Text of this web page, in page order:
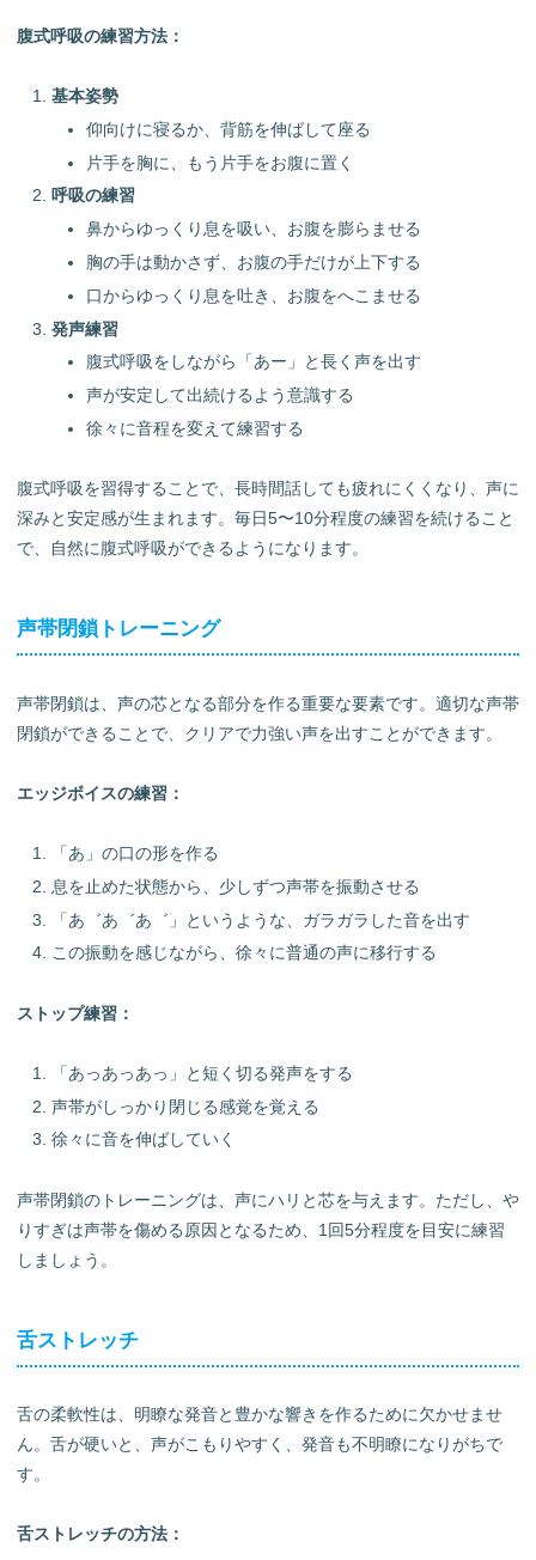
腹式呼吸の練習方法：
基本姿勢
仰向けに寝るか、背筋を伸ばして座る
片手を胸に、もう片手をお腹に置く
呼吸の練習
鼻からゆっくり息を吸い、お腹を膨らませる
胸の手は動かさず、お腹の手だけが上下する
口からゆっくり息を吐き、お腹をへこませる
発声練習
腹式呼吸をしながら「あー」と長く声を出す
声が安定して出続けるよう意識する
徐々に音程を変えて練習する
腹式呼吸を習得することで、長時間話しても疲れにくくなり、声に
深みと安定感が生まれます。毎日5〜10分程度の練習を続けること
で、自然に腹式呼吸ができるようになります。
声帯閉鎖トレーニング
声帯閉鎖は、声の芯となる部分を作る重要な要素です。適切な声帯
閉鎖ができることで、クリアで力強い声を出すことができます。
エッジボイスの練習：
「あ」の口の形を作る
息を止めた状態から、少しずつ声帯を振動させる
「あ゛あ゛あ゛」というような、ガラガラした音を出す
この振動を感じながら、徐々に普通の声に移行する
ストップ練習：
「あっあっあっ」と短く切る発声をする
声帯がしっかり閉じる感覚を覚える
徐々に音を伸ばしていく
声帯閉鎖のトレーニングは、声にハリと芯を与えます。ただし、や
りすぎは声帯を傷める原因となるため、1回5分程度を目安に練習
しましょう。
舌ストレッチ
舌の柔軟性は、明瞭な発音と豊かな響きを作るために欠かせませ
ん。舌が硬いと、声がこもりやすく、発音も不明瞭になりがちで
す。
舌ストレッチの方法：